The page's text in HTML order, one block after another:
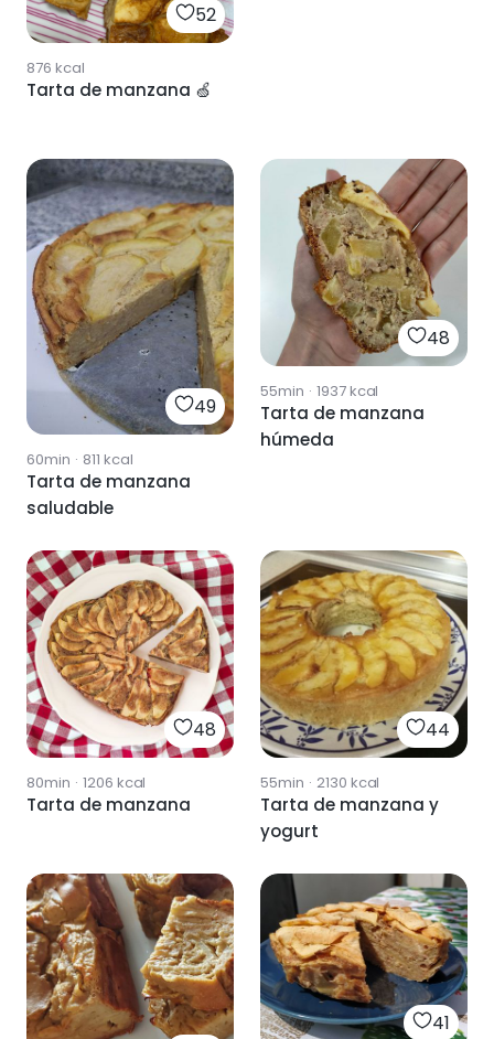
52
876 kcal
Tarta de manzana 🍏
49
60min · 811 kcal
Tarta de manzana
saludable
48
55min · 1937kcal
Tarta de manzana
húmeda
48
80min · 1206 kcal
Tarta de manzana
44
55min · 2130 kcal
Tarta de manzana y
yogurt
41